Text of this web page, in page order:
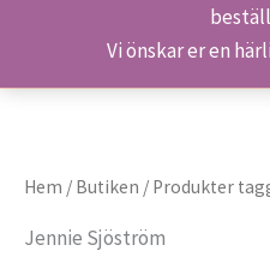
Vi önskar er en
Hem / Butiken / Produkter
Jennie Sjöström